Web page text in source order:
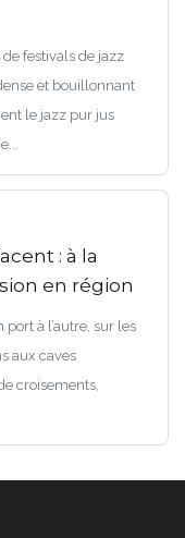
de festivals de jazz
et bouillonnant
le jazz pur jus
: à la
en région
port à l’autre, sur les
aux caves
croisements,